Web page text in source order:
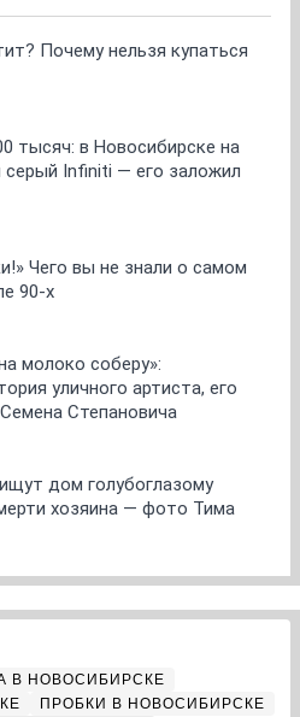
Почему нельзя купаться
тысяч: в Новосибирске на
серый Infiniti — его заложил
Чего вы не знали о самом
90-х
молоко соберу»:
уличного артиста, его
Степановича
дом голубоглазому
хозяина — фото Тима
В НОВОСИБИРСКЕ
ПРОБКИ В НОВОСИБИРСКЕ